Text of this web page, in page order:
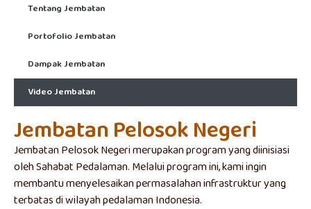
Tentang Jembatan
Portofolio Jembatan
Dampak Jembatan
Video Jembatan
Jembatan Pelosok Negeri
Jembatan Pelosok Negeri merupakan program yang diinisiasi
oleh Sahabat Pedalaman. Melalui program ini, kami ingin
membantu menyelesaikan permasalahan infrastruktur yang
terbatas di wilayah pedalaman Indonesia.